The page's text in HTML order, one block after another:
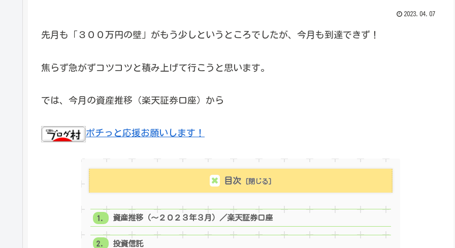
2023.04.07
先月も「３００万円の壁」がもう少しというところでしたが、今月も到達できず！
焦らず急がずコツコツと積み上げて行こうと思います。
では、今月の資産推移（楽天証券口座）から
ポチっと応援お願いします！
目次
資産推移（～２０２３年３月）／楽天証券口座
投資信託